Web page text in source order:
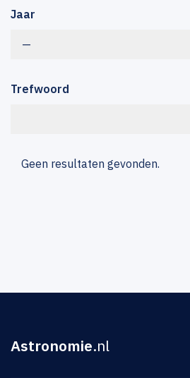
Jaar
—
Trefwoord
Geen resultaten gevonden.
Astronomie.nl